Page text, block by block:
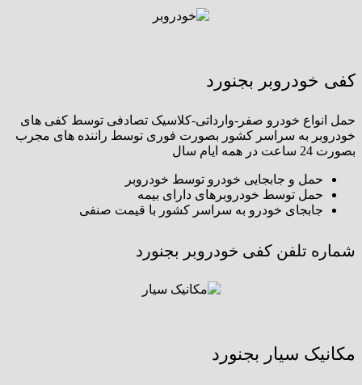
کفی خودروبر بجنورد
حمل انواع خودرو صفر-وارداتی-کلاسیک تصادفی توسط کفی های
خودروبر به سراسر کشور بصورت فوری توسط راننده های مجرب
بصورت 24 ساعت در همه ایام سال
حمل و جابجایی خودرو توسط خودروبر
حمل توسط خودروبرهای دارای بیمه
جابجای خودرو به سراسر کشور با قیمت صنفی
شماره تلفن کفی خودروبر بجنورد
مکانیک سیار بجنورد